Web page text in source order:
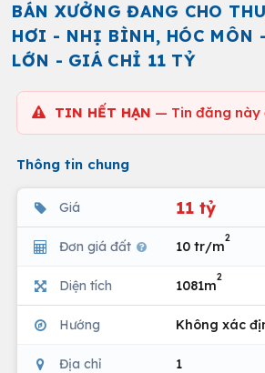
BÁN XƯỞNG ĐANG CHO
HƠI - NHỊ BÌNH, HÓC MÔN
LỚN - GIÁ CHỈ 11 TỶ
TIN HẾT HẠN — Tin đăng này
Thông tin chung
Giá 11 tỷ
Đơn giá đất 10 tr/m
2
Diện tích 1081m
2
Hướng Không xác
Địa chỉ 1